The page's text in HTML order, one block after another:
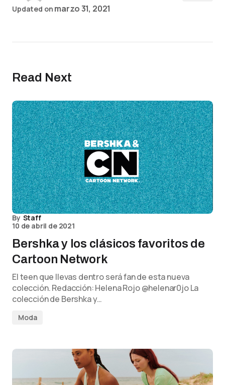
Updated on marzo 31, 2021
Read Next
By Staff
10 de abril de 2021
Bershka y los clásicos favoritos de
Cartoon Network
El teen que llevas dentro será fan de esta nueva
colección. Redacción: Helena Rojo @helenar0jo La
colección de Bershka y…
Moda